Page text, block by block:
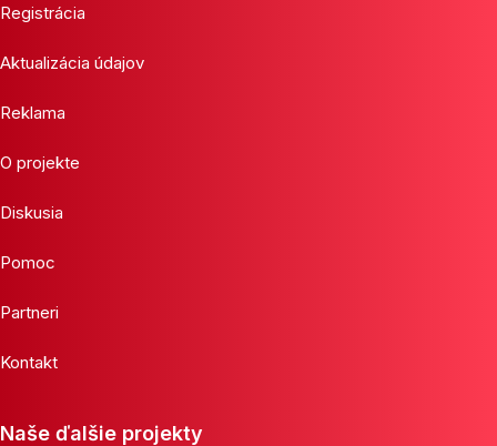
Registrácia
Aktualizácia údajov
Reklama
O projekte
Diskusia
Pomoc
Partneri
Kontakt
Naše ďalšie projekty